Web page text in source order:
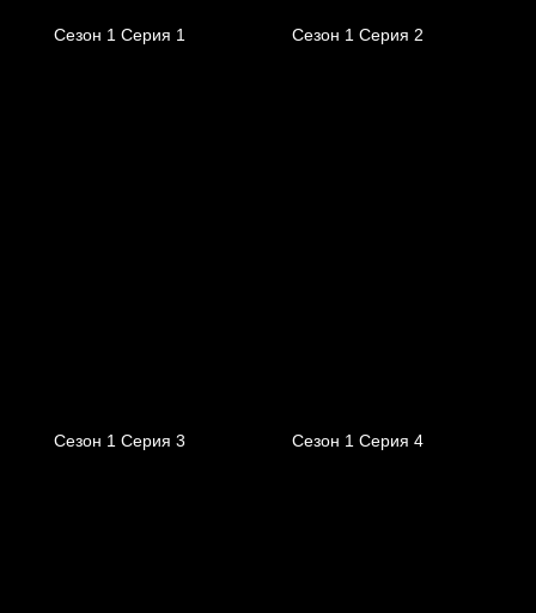
Сезон 1 Серия 1 Сезон 1 Серия 2
Сезон 1 Серия 3 Сезон 1 Серия 4